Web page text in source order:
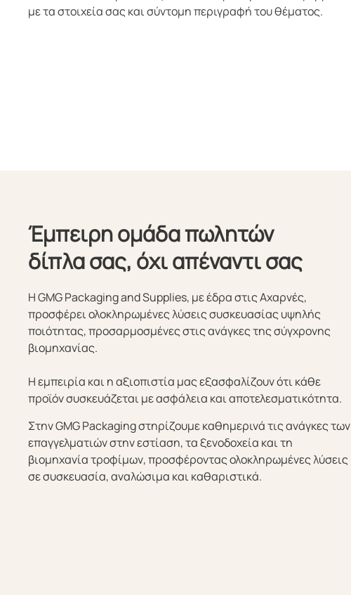
με τα στοιχεία σας και σύντομη περιγραφή του θέματος.
Έμπειρη ομάδα πωλητών
δίπλα σας, όχι απέναντι σας
Η GMG Packaging and Supplies, με έδρα στις Αχαρνές,
προσφέρει ολοκληρωμένες λύσεις συσκευασίας υψηλής
ποιότητας, προσαρμοσμένες στις ανάγκες της σύγχρονης
βιομηχανίας.
Η εμπειρία και η αξιοπιστία μας εξασφαλίζουν ότι κάθε
προϊόν συσκευάζεται με ασφάλεια και αποτελεσματικότητα.
Στην GMG Packaging στηρίζουμε καθημερινά τις ανάγκες των
επαγγελματιών στην εστίαση, τα ξενοδοχεία και τη
βιομηχανία τροφίμων, προσφέροντας ολοκληρωμένες λύσεις
σε συσκευασία, αναλώσιμα και καθαριστικά.